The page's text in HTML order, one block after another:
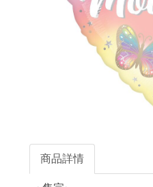
商品詳情